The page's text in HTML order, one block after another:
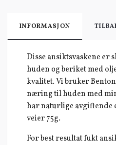
INFORMASJON
Disse ansiktsvaskene er
huden og beriket med
kvalitet. Vi bruker
næring til huden med
har naturlige avgiftende
veier 75g.
For best resultat fukt